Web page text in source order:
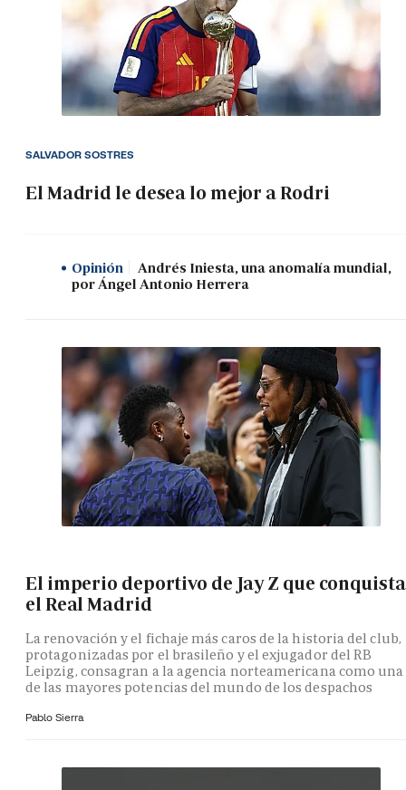
El Madrid le desea lo mejor a Rodri
SALVADOR SOSTRES
Opinión
Andrés Iniesta, una anomalía mundial,
por Ángel Antonio Herrera
El imperio deportivo de Jay Z que conquista
el Real Madrid
La renovación y el fichaje más caros de la historia del club,
protagonizadas por el brasileño y el exjugador del RB
Leipzig, consagran a la agencia norteamericana como una
de las mayores potencias del mundo de los despachos
Pablo Sierra